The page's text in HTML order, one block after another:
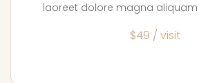
laoreet dolore magna
$49 / visit